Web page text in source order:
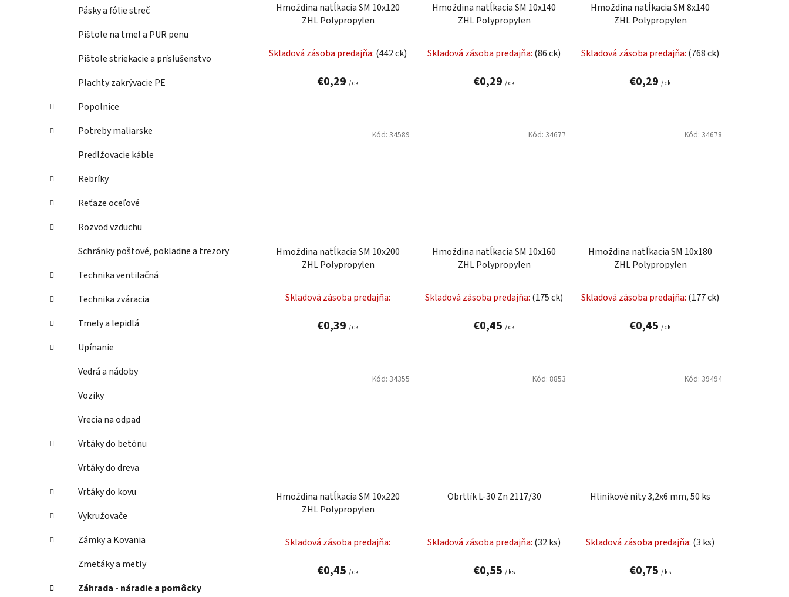
Pásky a fólie streč
Pištole na tmel a PUR penu
Pištole striekacie a príslušenstvo
Plachty zakrývacie PE
Popolnice
Potreby maliarske
Predlžovacie káble
Rebríky
Reťaze oceľové
Rozvod vzduchu
Schránky poštové, pokladne a trezory
Technika ventilačná
Technika zváracia
Tmely a lepidlá
Upínanie
Vedrá a nádoby
Vozíky
Vrecia na odpad
Vrtáky do betónu
Vrtáky do dreva
Vrtáky do kovu
Vykružovače
Zámky a Kovania
Zmetáky a metly
Záhrada - náradie a pomôcky
Hmoždina natĺkacia SM 10x120
ZHL Polypropylen
Skladová zásoba predajňa: (442 ck)
€0,29 / ck
Hmoždina natĺkacia SM 10x140
ZHL Polypropylen
Skladová zásoba predajňa: (86 ck)
€0,29 / ck
Hmoždina natĺkacia SM 8x140
ZHL Polypropylen
Skladová zásoba predajňa: (768 ck)
€0,29 / ck
Hmoždina natĺkacia SM 10x200
ZHL Polypropylen
Skladová zásoba predajňa:
€0,39 / ck
Kód: 34589
Hmoždina natĺkacia SM 10x160
ZHL Polypropylen
Skladová zásoba predajňa: (175 ck)
€0,45 / ck
Kód: 34677
Hmoždina natĺkacia SM 10x180
ZHL Polypropylen
Skladová zásoba predajňa: (177 ck)
€0,45 / ck
Kód: 34678
Hmoždina natĺkacia SM 10x220
ZHL Polypropylen
Skladová zásoba predajňa:
€0,45 / ck
Kód: 34355
Obrtlík L-30 Zn 2117/30
Skladová zásoba predajňa: (32 ks)
€0,55 / ks
Kód: 8853
Hliníkové nity 3,2x6 mm, 50 ks
Skladová zásoba predajňa: (3 ks)
€0,75 / ks
Kód: 39494